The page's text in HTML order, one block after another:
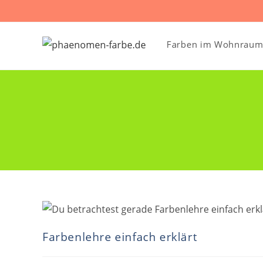
Inhalt
Farben im Wohnraum
Farbenlehre einfach erklärt